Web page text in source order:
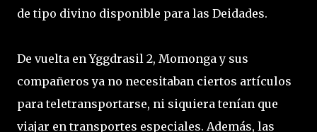
de tipo divino disponible para las Deidades.
De vuelta en Yggdrasil 2, Momonga y sus
compañeros ya no necesitaban ciertos artículos
para teletransportarse, ni siquiera tenían que
viajar en transportes especiales. Además, las